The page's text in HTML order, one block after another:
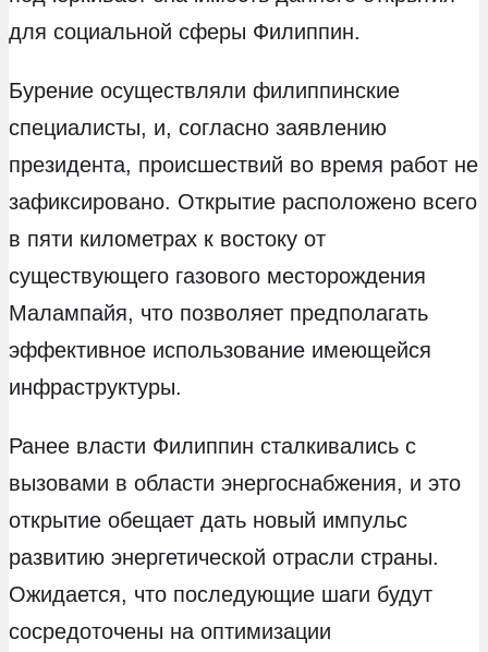
для социальной сферы Филиппин.
Бурение осуществляли филиппинские
специалисты, и, согласно заявлению
президента, происшествий во время работ не
зафиксировано. Открытие расположено всего
в пяти километрах к востоку от
существующего газового месторождения
Малампайя, что позволяет предполагать
эффективное использование имеющейся
инфраструктуры.
Ранее власти Филиппин сталкивались с
вызовами в области энергоснабжения, и это
открытие обещает дать новый импульс
развитию энергетической отрасли страны.
Ожидается, что последующие шаги будут
сосредоточены на оптимизации